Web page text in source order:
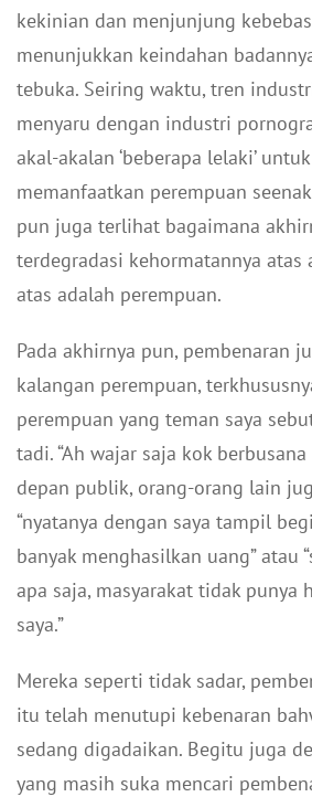
kekinian dan menjunjung
menunjukkan keindahan
tebuka. Seiring waktu, tren
menyaru dengan industri
akal-akalan ‘beberapa lelaki’
memanfaatkan perempuan
pun juga terlihat bagaimana
terdegradasi kehormatannya atas
atas adalah perempuan.
Pada akhirnya pun, pembenaran
kalangan perempuan,
perempuan yang teman saya
tadi. “Ah wajar saja kok
depan publik, orang-orang lain
“nyatanya dengan saya tampil
banyak menghasilkan uang” atau
apa saja, masyarakat tidak punya
saya.”
Mereka seperti tidak sadar,
itu telah menutupi kebenaran
sedang digadaikan. Begitu juga
yang masih suka mencari